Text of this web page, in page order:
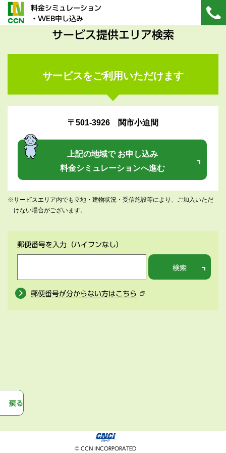
料金シミュレーション
・WEB申し込み
サービス提供エリア検索
サービスをご利用いただけます
〒501-3926 関市小迫間
上記の地域で お申し込み
料金シミュレーションへ進む
※サービスエリア内でも立地・建物状況・受信施設等により、ご加入いただ
けない場合がございます。
郵便番号を入力 （ハイフンなし）
検索
郵便番号が分からない方はこちら
戻る
© CCN INCORPORATED